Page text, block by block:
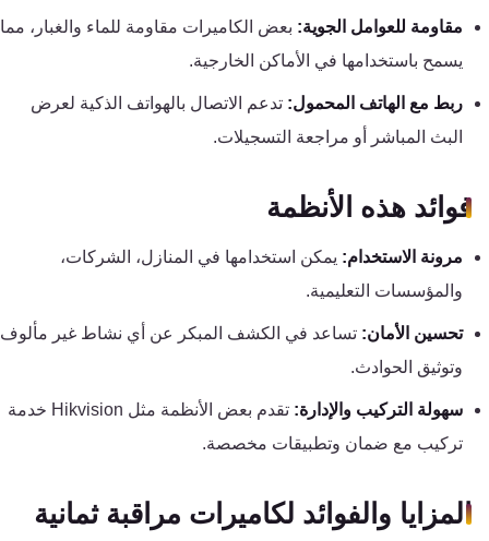
مقاومة للعوامل الجوية:بعض الكاميرات مقاومة للماء والغبار، مما
يسمح باستخدامها في الأماكن الخارجية.
ربط مع الهاتف المحمول: تدعم الاتصال بالهواتف الذكية لعرض
البث المباشر أو مراجعة التسجيلات.
فوائد هذه الأنظمة
مرونة الاستخدام:يمكن استخدامها في المنازل، الشركات،
والمؤسسات التعليمية.
تحسين الأمان:تساعد في الكشف المبكر عن أي نشاط غير مألوف
وتوثيق الحوادث.
سهولة التركيب والإدارة:
تقدم بعض الأنظمة مثل Hikvision خدمة
تركيب مع ضمان وتطبيقات مخصصة.
المزايا والفوائد لكاميرات مراقبة ثمانية
السرقة
إنذار
أكسيس
كنترول